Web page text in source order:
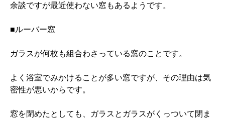
余談ですが最近使わない窓もあるようです。
■ルーバー窓
ガラスが何枚も組合わさっている窓のことです。
よく浴室でみかけることが多い窓ですが、その理由は気
密性が悪いからです。
窓を閉めたとしても、ガラスとガラスがくっついて閉ま